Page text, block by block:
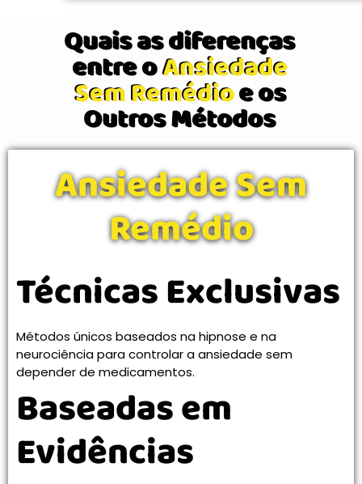
Quais as diferenças
entre oAnsiedade
Sem Remédioe os
Outros Métodos
Ansiedade Sem
Remédio
Técnicas Exclusivas
Métodos únicos baseados na hipnose e na
neurociência para controlar a ansiedade sem
depender de medicamentos.
Baseadas em
Evidências